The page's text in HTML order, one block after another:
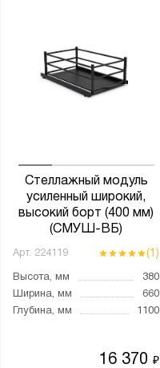
Стеллажный модуль
усиленный широкий,
высокий борт (400 мм)
(СМУШ-ВБ)
Арт. 224119 (1)
Высота, мм
380
Ширина, мм
660
Глубина, мм
1100
16 370₽